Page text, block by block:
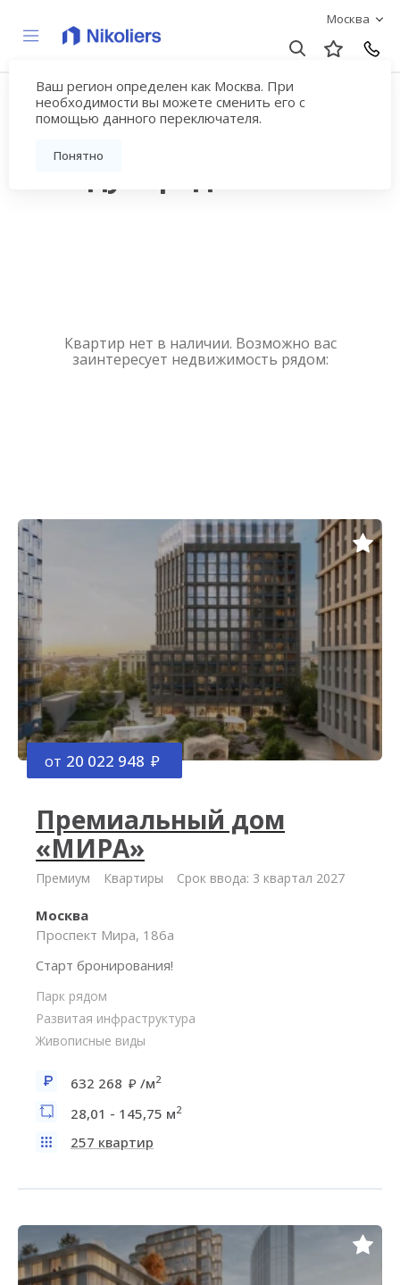
Москва
Ваш регион определен как Москва. При
необходимости вы можете сменить его с
помощью данного переключателя.
Понятно
Купить квартиру
новостройку у метро
Квартир нет в наличии. Возможно вас
заинтересует недвижимость рядом:
от 20 022 948
Премиальный дом
«МИРА»
Премиум Квартиры Срок ввода: 3 квартал 2027
Москва
Проспект Мира, 186а
Старт бронирования!
Парк рядом
Развитая инфраструктура
Живописные виды
632 268 /м2
28,01 - 145,75 м2
257 квартир